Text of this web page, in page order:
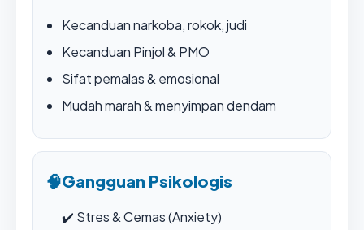
Kecanduan narkoba, rokok, judi
Kecanduan Pinjol & PMO
Sifat pemalas & emosional
Mudah marah & menyimpan dendam
🧠Gangguan Psikologis
✔️ Stres & Cemas (Anxiety)